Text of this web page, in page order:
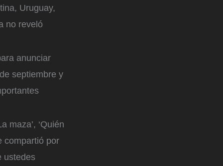
Uruguay,
no reveló
anunciar
septiembre y
maza’, ‘Quién
compartió por
ustedes